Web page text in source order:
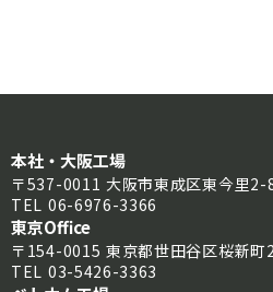
本社・大阪工場
〒537-0011 大阪市東成区東今里2-
TEL 06-6976-3366
東京Office
〒154-0015 東京都世田谷区桜新
TEL 03-5426-3363